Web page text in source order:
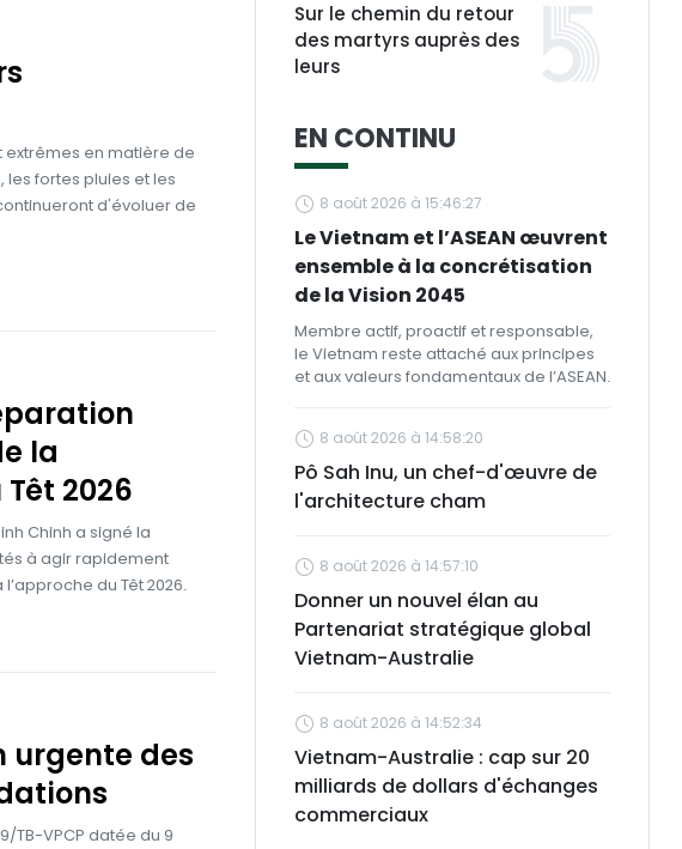
extrêmes en matière de
fortes pluies et les
d'évoluer de
la
2026
Chinh a signé la
à agir rapidement
du Têt 2026.
urgente des
TB-VPCP datée du 9
Sur le chemin du retour
des martyrs auprès des
leurs
EN CONTINU
8 août 2026 à 15:46:27
Le Vietnam et l’ASEAN œuvrent
ensemble à la concrétisation
de la Vision 2045
Membre actif, proactif et responsable,
le Vietnam reste attaché aux principes
et aux valeurs fondamentaux de l’ASEAN.
8 août 2026 à 14:58:20
Pô Sah Inu, un chef-d'œuvre de
l'architecture cham
8 août 2026 à 14:57:10
Donner un nouvel élan au
Partenariat stratégique global
Vietnam-Australie
8 août 2026 à 14:52:34
Vietnam-Australie : cap sur 20
milliards de dollars d'échanges
commerciaux